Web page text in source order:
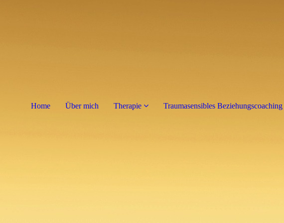
Home Über mich Therapie Traumasensibles Beziehungscoaching